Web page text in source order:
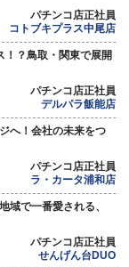
パチンコ店正社員
コトブキプラス中尾店
！？鳥取・関東で展開
パチンコ店正社員
デルパラ飯能店
へ！会社の未来をつ
パチンコ店正社員
ラ・カータ浦和店
域で一番愛される、
パチンコ店正社員
せんげん台DUO